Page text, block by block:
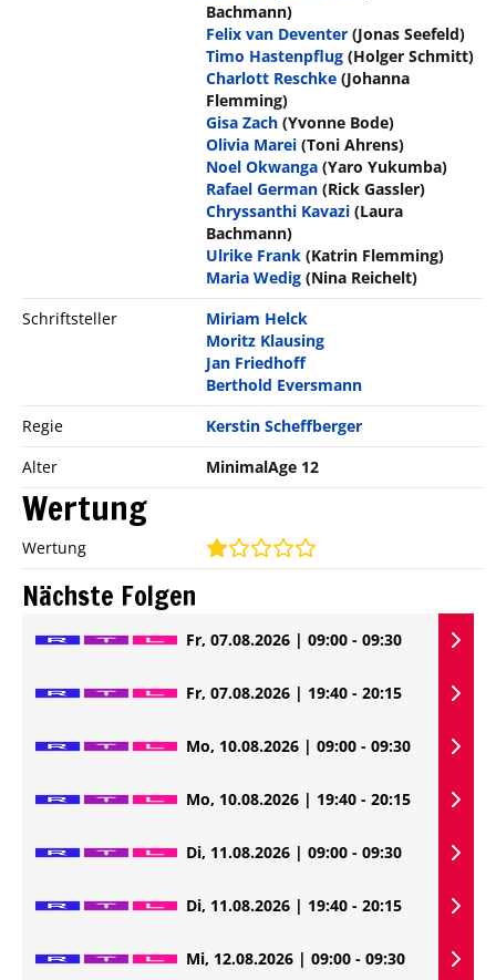
Bachmann)
Felix van Deventer (Jonas Seefeld)
Timo Hastenpflug (Holger Schmitt)
Charlott Reschke (Johanna
Flemming)
Gisa Zach (Yvonne Bode)
Olivia Marei (Toni Ahrens)
Noel Okwanga (Yaro Yukumba)
Rafael German (Rick Gassler)
Chryssanthi Kavazi (Laura
Bachmann)
Ulrike Frank (Katrin Flemming)
Maria Wedig (Nina Reichelt)
Schriftsteller
Miriam Helck
Moritz Klausing
Jan Friedhoff
Berthold Eversmann
Regie
Kerstin Scheffberger
Alter
MinimalAge 12
Wertung
Wertung
Nächste Folgen
Fr, 07.08.2026 | 09:00 - 09:30
Fr, 07.08.2026 | 19:40 - 20:15
Mo, 10.08.2026 | 09:00 - 09:30
Mo, 10.08.2026 | 19:40 - 20:15
Di, 11.08.2026 | 09:00 - 09:30
Di, 11.08.2026 | 19:40 - 20:15
Mi, 12.08.2026 | 09:00 - 09:30